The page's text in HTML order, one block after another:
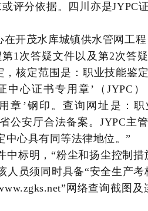
评分依据。四川亦是JYPC
开茂水库城镇供水管网工
1次答疑文件以及第2次答
核定范围是：职业技能鉴
心证书专用章’（JYPC
章’钢印。查询网址是：职
公安厅合法备案。JYPC主
心具有同等法律地位。”
标明，“粉尘和扬尘控制措
员须同时具备“安全生产考
网络查询截图及